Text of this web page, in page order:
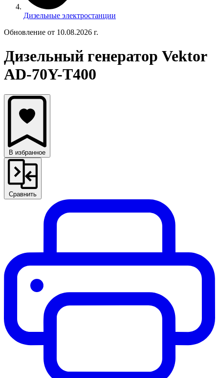
Дизельные электростанции
Обновление от 10.08.2026 г.
Дизельный генератор Vektor
AD-70Y-T400
В избранное
Сравнить